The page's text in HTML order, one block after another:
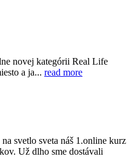
novej kategórii Real Life
a ja... read more
svetlo sveta náš 1.online kurz
Už dlho sme dostávali